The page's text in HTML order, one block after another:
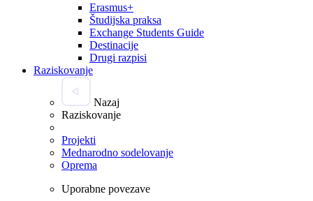
Erasmus+
Študijska praksa
Exchange Students Guide
Destinacije
Drugi razpisi
Raziskovanje
Nazaj
Raziskovanje
Projekti
Mednarodno sodelovanje
Oprema
Uporabne povezave